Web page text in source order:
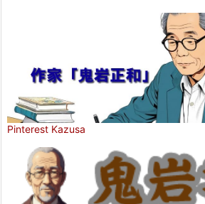
Pinterest Kazusa